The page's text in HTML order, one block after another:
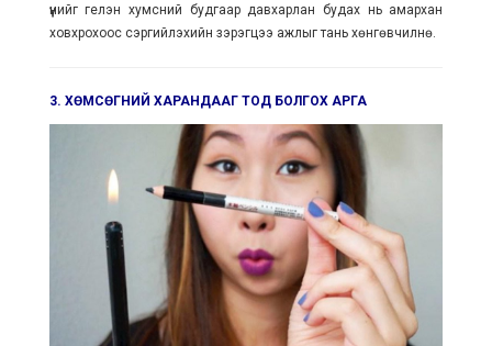
үүнийг гелэн хумсний будгаар давхарлан будах нь амархан
ховхрохоос сэргийлэхийн зэрэгцээ ажлыг тань хөнгөвчилнө.
3. ХӨМСӨГНИЙ ХАРАНДААГ ТОД БОЛГОХ АРГА